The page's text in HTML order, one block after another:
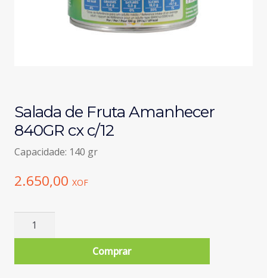
Salada de Fruta Amanhecer
840GR cx c/12
Capacidade: 140 gr
2.650,00 XOF
Quantidade
de
Comprar